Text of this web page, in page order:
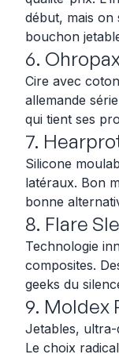
début, mais
bouchon
6.
Cire avec
allemande
qui tient ses
7.
Silicone
latéraux. Bon
bonne
8. Flare
Technologie
composites.
geeks du
9. Moldex
Jetables,
Le choix